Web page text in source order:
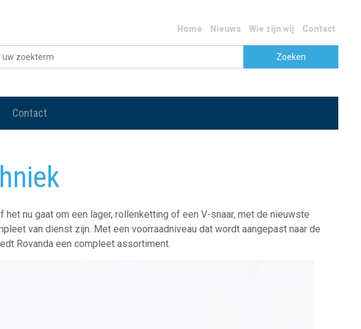
Home Nieuws Wie zijn wij Contact
Contact
nu gaat om een lager, rollenketting of een V-snaar, met de nieuwste
van dienst zijn. Met een voorraadniveau dat wordt aangepast naar de
Rovanda een compleet assortiment.